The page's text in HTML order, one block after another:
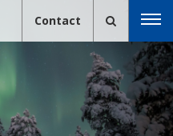
Contact